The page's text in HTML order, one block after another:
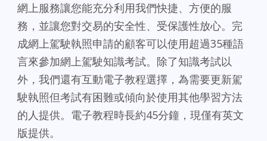
網上服務讓您能充分利用我們快捷、方便的服
務，並讓您對交易的安全性、受保護性放心。完
成網上駕駛執照申請的顧客可以使用超過35種語
言來參加網上駕駛知識考試。除了知識考試以
外，我們還有互動電子教程選擇，為需要更新駕
駛執照但考試有困難或傾向於使用其他學習方法
的人提供。電子教程時長約45分鐘，現僅有英文
版提供。